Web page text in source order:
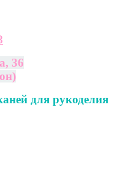
36
для рукоделия